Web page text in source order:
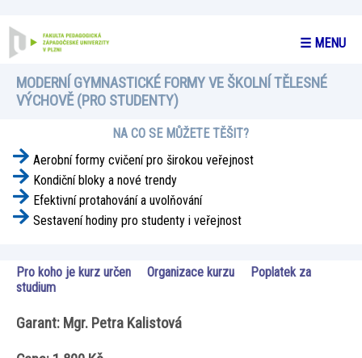
☰ MENU
MODERNÍ GYMNASTICKÉ FORMY VE ŠKOLNÍ TĚLESNÉ
VÝCHOVĚ (PRO STUDENTY)
NA CO SE MŮŽETE TĚŠIT?
Aerobní formy cvičení pro širokou veřejnost
Kondiční bloky a nové trendy
Efektivní protahování a uvolňování
Sestavení hodiny pro studenty i veřejnost
Pro koho je kurz určen Organizace kurzu
Poplatek za
studium
Garant: Mgr. Petra Kalistová